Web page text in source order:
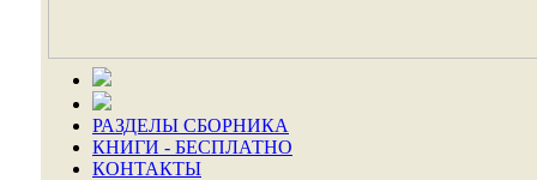
РАЗДЕЛЫ СБОРНИКА
КНИГИ - БЕСПЛАТНО
КОНТАКТЫ